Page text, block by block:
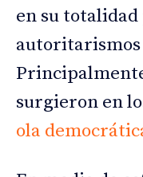
en su
autoritarismos
surgieron en
ola